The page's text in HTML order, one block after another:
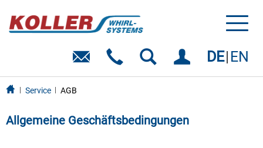
DE EN
Service AGB
Allgemeine Geschäftsbedingungen